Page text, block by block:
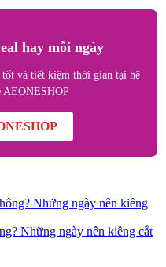
hay mỗi ngày
và tiết kiệm thời gian tại hệ
AEONESHOP
Những ngày nên kiêng cắt